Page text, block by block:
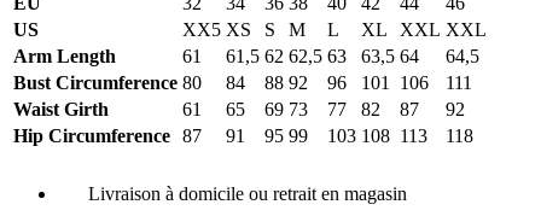
US
XX5 XS S M L XL XXL XXL
Arm Length
61 61,5 62 62,5 63 63,5 64
64,5
Bust Circumference 80 84 88 92 96 101 106
111
Waist Girth
61 65 69 73 77 82 87
92
Hip Circumference 87 91 95 99 103 108 113 118
Livraison à domicile ou retrait en magasin